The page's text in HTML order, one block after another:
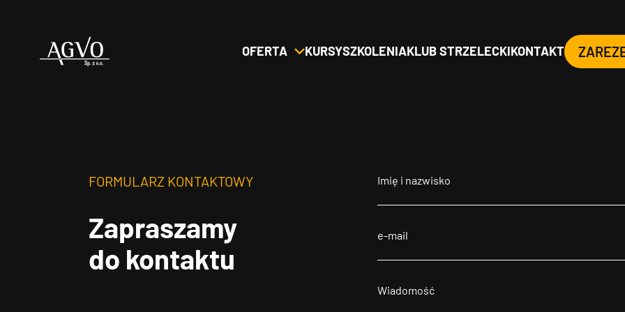
Header
OFERTA KURSYSZKOLENIAKLUB STRZELECKIKONTAKT
FORMULARZ KONTAKTOWY
Zapraszamy
do kontaktu